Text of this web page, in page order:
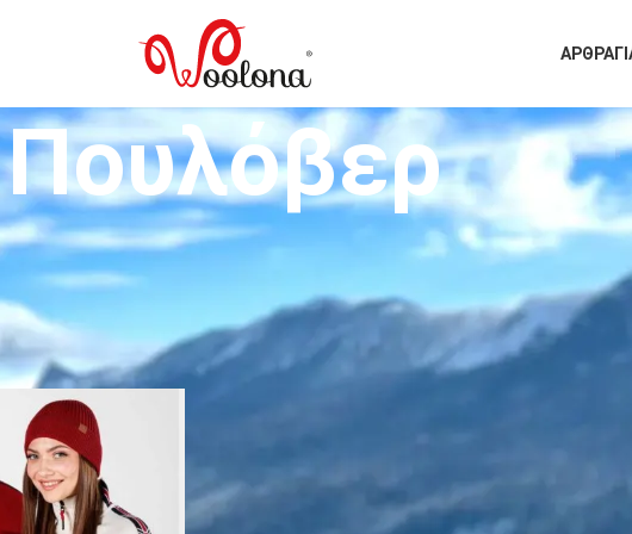
ΑΡΘΡΑ
Πουλόβερ
από μαλλί μερινό συνδυάζουν φυσική ζεστασιά, ανάλαφρη αίσθηση και
να διατηρεί ευχάριστη θερμοκρασία και προσφέρει άνεση χωρίς περιττό
την ποιότητα του 100% μαλλιού μερινό.
Ρούχα γυναικεία Πουλόβερ 12 18